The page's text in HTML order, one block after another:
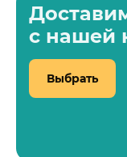
с нашей
Выбрать